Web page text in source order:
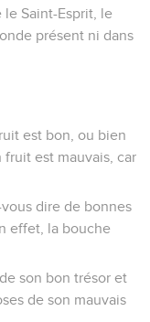
le Saint-Esprit, le
présent ni dans
est bon, ou bien
est mauvais, car
dire de bonnes
effet, la bouche
son bon trésor et
de son mauvais